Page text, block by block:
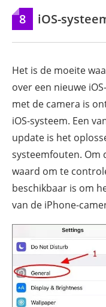
8 iOS-
Het is de moeite
over een nieuwe
met de camera is
iOS-systeem. Een
update is het
systeemfouten. Om
waard om te
beschikbaar is om
van de iPhone-